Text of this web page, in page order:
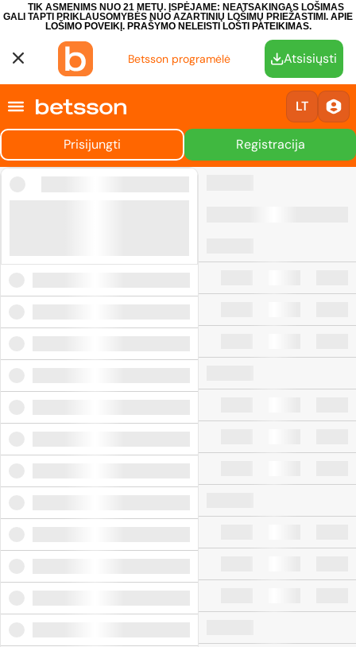
TIK ASMENIMS NUO 21 METŲ. ĮSPĖJAME: NEATSAKINGAS LOŠIMAS
GALI TAPTI PRIKLAUSOMYBĖS NUO AZARTINIŲ LOŠIMŲ PRIEŽASTIMI. APIE
LOŠIMO POVEIKĮ. PRAŠYMO NELEISTI LOŠTI PATEIKIMAS.
Betsson programėlė Atsisiųsti
LT
Prisijungti Registracija